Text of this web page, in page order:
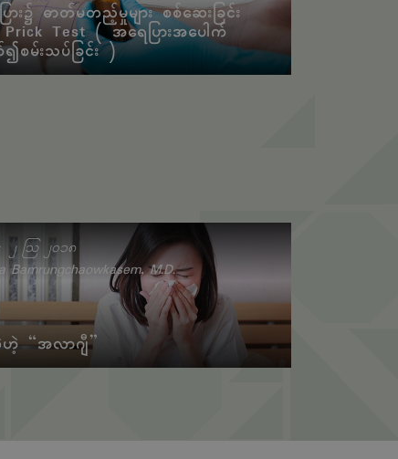
ား၌ ဓာတ်မတည့်မှုများ စစ်ဆေးခြင်း
Prick Test ( အရေပြားအပေါက်
စမ်းသပ်ခြင်း )
၂ သြ ၂၀၁၈
Bamrungchaowkasem, M.D.
“အလာဂျီ”